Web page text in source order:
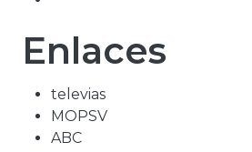
Enlaces
televias
MOPSV
ABC